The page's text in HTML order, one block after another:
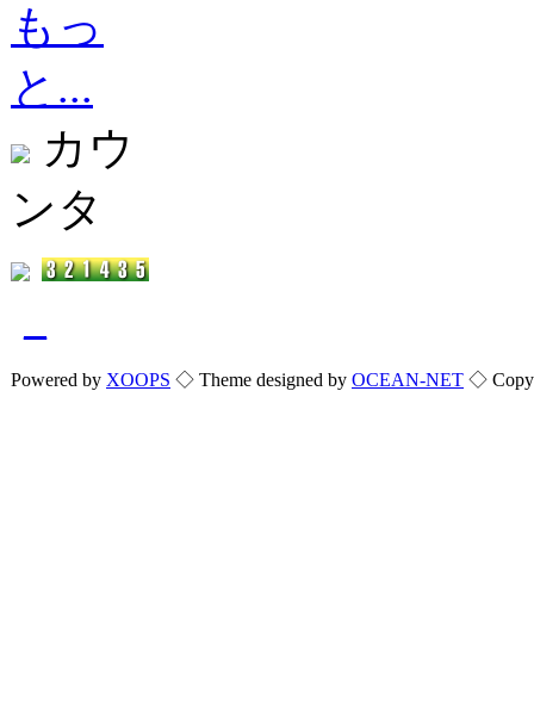
もっ
と...
カウ
ンタ
Powered by XOOPS ◇ Theme designed by OCEAN-NET ◇